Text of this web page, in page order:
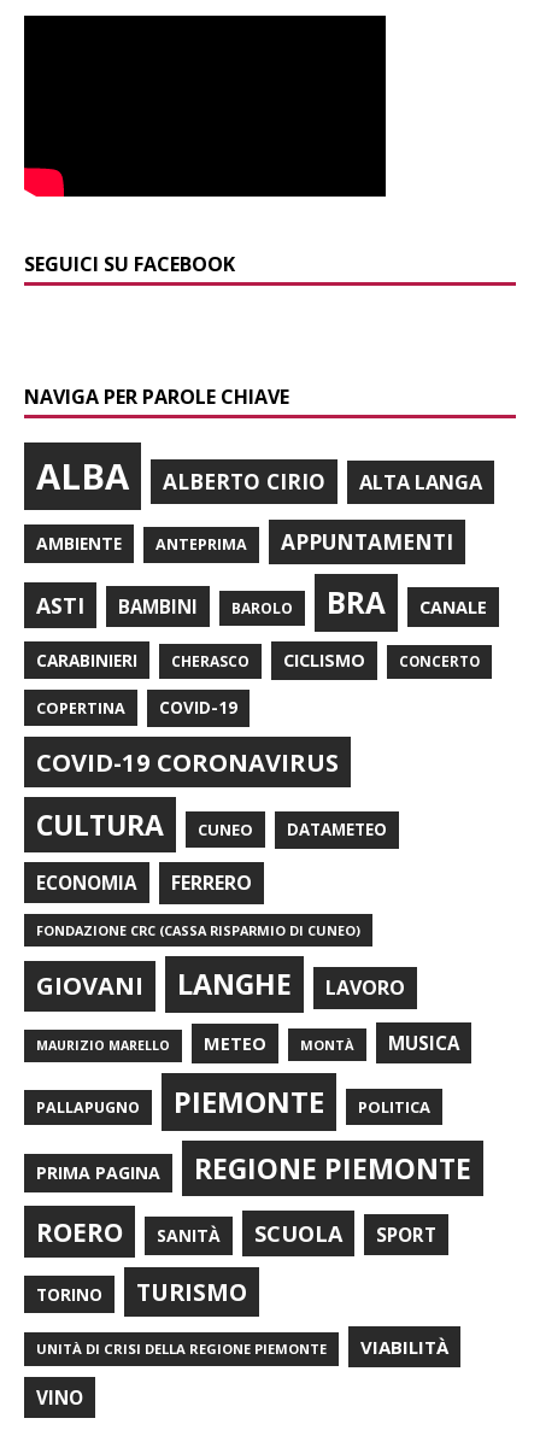
SEGUICI SU FACEBOOK
NAVIGA PER PAROLE CHIAVE
ALBA ALBERTO CIRIO ALTA LANGA
AMBIENTE ANTEPRIMA APPUNTAMENTI
ASTI BAMBINI BAROLO BRA CANALE
CARABINIERI CHERASCO CICLISMO CONCERTO
COPERTINA COVID-19
COVID-19 CORONAVIRUS
CULTURA CUNEO DATAMETEO
ECONOMIA FERRERO
FONDAZIONE CRC (CASSA RISPARMIO DI CUNEO)
GIOVANI LANGHE LAVORO
MAURIZIO MARELLO METEO MONTÀ MUSICA
PALLAPUGNO PIEMONTE POLITICA
PRIMA PAGINA REGIONE PIEMONTE
ROERO SANITÀ SCUOLA SPORT
TORINO TURISMO
UNITÀ DI CRISI DELLA REGIONE PIEMONTE VIABILITÀ
VINO